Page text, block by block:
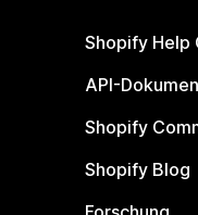
Shopify Help
API-
Shopify
Shopify Blog